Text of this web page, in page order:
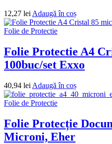
12,27 leiAdaugă în coș
Folie de Protectie
Folie Protectie A4
100buc/set Exxo
40,94 lei Adaugă în coș
Folie de Protectie
Folie Protecție
Microni, Eher